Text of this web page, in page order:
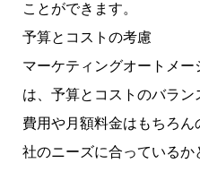
ことができます。
予算とコストの考慮
マーケティングオートメ
は、予算とコストのバラ
費用や月額料金はもちろ
社のニーズに合っている